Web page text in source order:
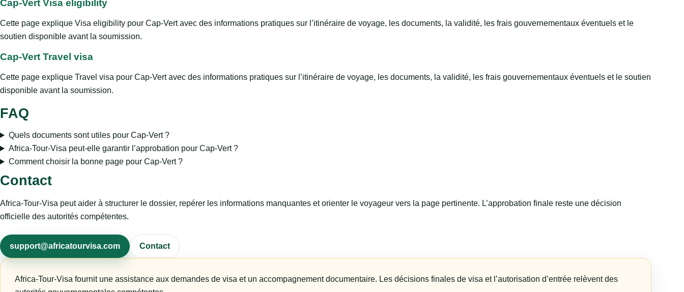
Cap-Vert Visa eligibility
Cette page explique Visa eligibility pour Cap-Vert avec des informations pratiques sur l’itinéraire de voyage, les documents, la validité, les frais gouvernementaux éventuels et le
soutien disponible avant la soumission.
Cap-Vert Travel visa
Cette page explique Travel visa pour Cap-Vert avec des informations pratiques sur l’itinéraire de voyage, les documents, la validité, les frais gouvernementaux éventuels et le soutien
disponible avant la soumission.
FAQ
Quels documents sont utiles pour Cap-Vert ?
Africa-Tour-Visa peut-elle garantir l’approbation pour Cap-Vert ?
Comment choisir la bonne page pour Cap-Vert ?
Contact
Africa-Tour-Visa peut aider à structurer le dossier, repérer les informations manquantes et orienter le voyageur vers la page pertinente. L’approbation finale reste une décision
officielle des autorités compétentes.
support@africatourvisa.com Contact
Africa-Tour-Visa fournit une assistance aux demandes de visa et un accompagnement documentaire. Les décisions finales de visa et l’autorisation d’entrée relèvent des